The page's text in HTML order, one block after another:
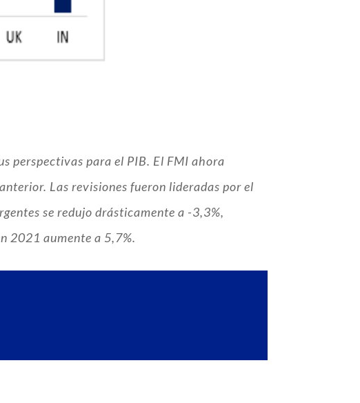
perspectivas para el PIB. El FMI ahora
Las revisiones fueron lideradas por el
se redujo drásticamente a -3,3%,
2021 aumente a 5,7%.